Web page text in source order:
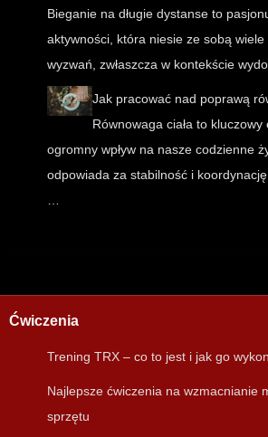
Bieganie na długie dystanse to
aktywności, która niesie ze sobą
wyzwań, zwłaszcza w kontekście
Jak pracować nad poprawą
Równowaga ciała to
ogromny wpływ na nasze codzienne
odpowiada za stabilność i
…
Ćwiczenia
Trening TRX – co to jest i jak go
Najlepsze ćwiczenia na wzmacnianie
sprzętu